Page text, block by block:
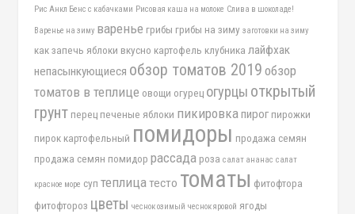
Рис Анкл Бенс с кабачками Рисовая каша на молоке Слива в шоколаде!
Варенье на зиму варенье грибы грибы на зиму заготовки на зиму
как запечь яблоки вкусно картофель клубника лайфхак
непасынкующиеся обзор томатов 2019 обзор
томатов в теплице овощи огурец огурцы открытый
грунт перец печеные яблоки пикировкапирог пирожки
пирок картофельный помидоры продажа семян
продажа семян помидор рассада роза салат ананас салат
красное море суп теплицатесто томаты фитофтора
фитофтороз цветы чеснок озимый чеснок яровой ягоды